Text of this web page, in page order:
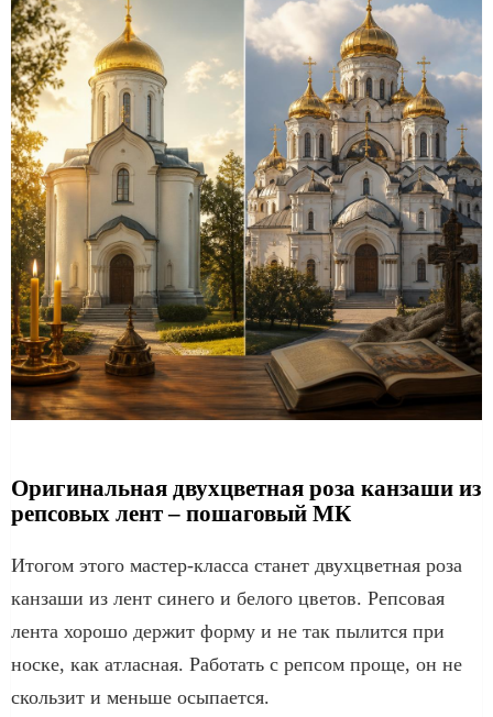
Оригинальная двухцветная роза канзаши из
репсовых лент – пошаговый МК
Итогом этого мастер-класса станет двухцветная роза
канзаши из лент синего и белого цветов. Репсовая
лента хорошо держит форму и не так пылится при
носке, как атласная. Работать с репсом проще, он не
скользит и меньше осыпается.